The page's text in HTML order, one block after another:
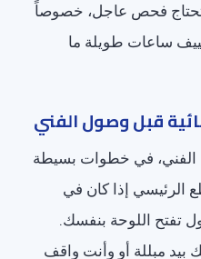
فحص عاجل، خصوصاً
ساعات طويلة ما
قبل وصول الفني
في خطوات بسيطة
الرئيسي إذا كان في
تفتح اللوحة بنفسك.
بيد مبللة أو وأنت واقف